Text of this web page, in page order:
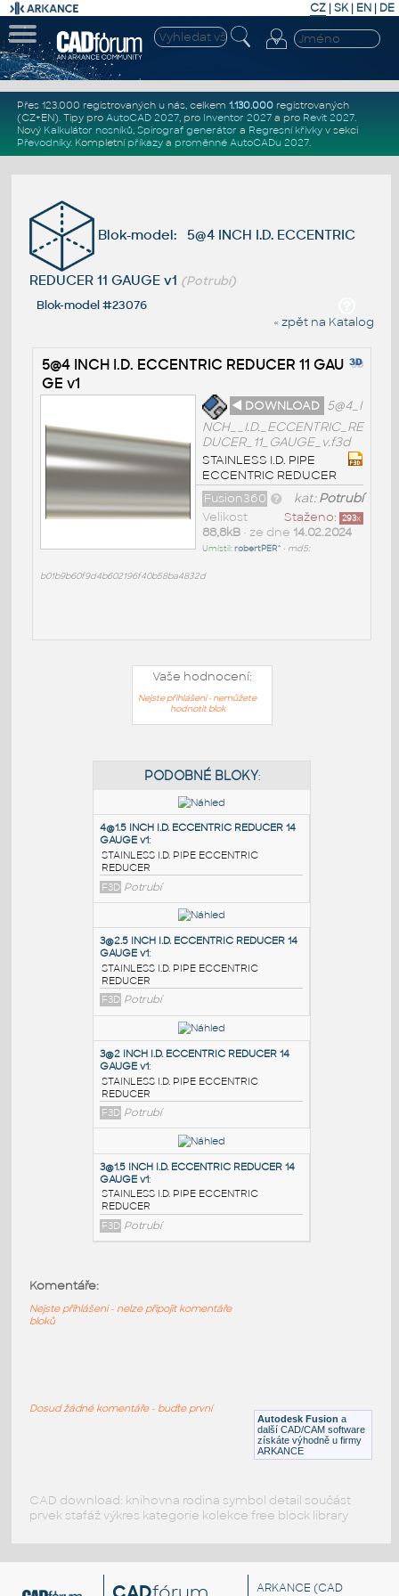
CZ | SK| EN | DE
Přes 123.000 registrovaných u nás, celkem 1.130.000registrovaných
(CZ+EN). Tipy pro AutoCAD 2027, pro Inventor 2027a pro Revit 2027.
Nový Kalkulátor nosníků, Spirograf generátor a Regresní křivkyv sekci
Převodníky. Kompletní příkazya proměnné AutoCADu 2027.
Blok-model: 5@4 INCH I.D. ECCENTRIC
REDUCER 11 GAUGE v1 (Potrubí)
Blok-model #23076
« zpět na Katalog
5@4 INCH I.D. ECCENTRIC REDUCER 11 GAU
GE v1
◄ DOWNLOAD 5@4_I
NCH__I.D._ECCENTRIC_RE
DUCER_11_GAUGE_v.f3d
STAINLESS I.D. PIPE
ECCENTRIC REDUCER
kat:Potrubí
Fusion360
Staženo: 293x
Velikost
88,8kB• ze dne 14.02.2024
Umístil:robertPER^ • md5:
b01b9b60f9d4b602196f40b58ba4832d
Vaše hodnocení:
Nejste přihlášeni - nemůžete
hodnotit blok
PODOBNÉ BLOKY
4@1.5 INCH I.D. ECCENTRIC REDUCER 14
GAUGE v1:
STAINLESS I.D. PIPE ECCENTRIC
REDUCER
F3D Potrubí
3@2.5 INCH I.D. ECCENTRIC REDUCER 14
GAUGE v1
STAINLESS I.D. PIPE ECCENTRIC
REDUCER
F3D Potrubí
3@2 INCH I.D. ECCENTRIC REDUCER 14
F3D Potrubí
STAINLESS I.D. PIPE ECCENTRIC
Autodesk Fusion a
další CAD/CAM software
získáte výhodně u firmy
ARKANCE
Komentáře:
Nejste přihlášeni - nelze připojit komentáře
bloků
Dosud žádné komentáře - buďte první
CAD download: knihovna rodina symbol detail součást
prvek stafáž výkres kategorie kolekce free block library
ARKANCE (CAD